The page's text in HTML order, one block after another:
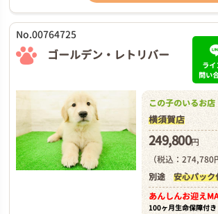
No.00764725
ゴールデン・レトリバー
ライ
問い
この子のいるお店
横須賀店
249,800円
（税込：274,780
別途 安心パック
あんしんお迎え
100ヶ月生命保障付き